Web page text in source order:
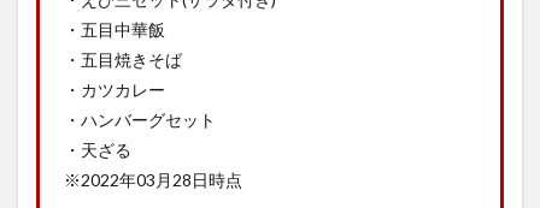
・五目中華飯
・五目焼きそば
・カツカレー
・ハンバーグセット
・天ざる
※2022年03月28日時点